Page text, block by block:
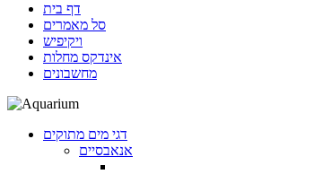
דף בית
סל מאמרים
ויקיפיש
אינדקס מחלות
מחשבונים
דגי מים מתוקים
אנאבסיים